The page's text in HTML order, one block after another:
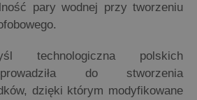
pary wodnej przy tworzeniu
technologiczna polskich
do stworzenia
dzięki którym modyfikowane